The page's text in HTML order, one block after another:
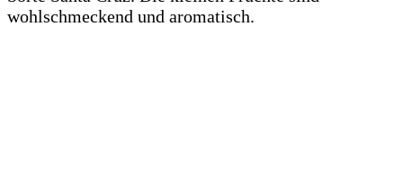
wohlschmeckend und aromatisch.